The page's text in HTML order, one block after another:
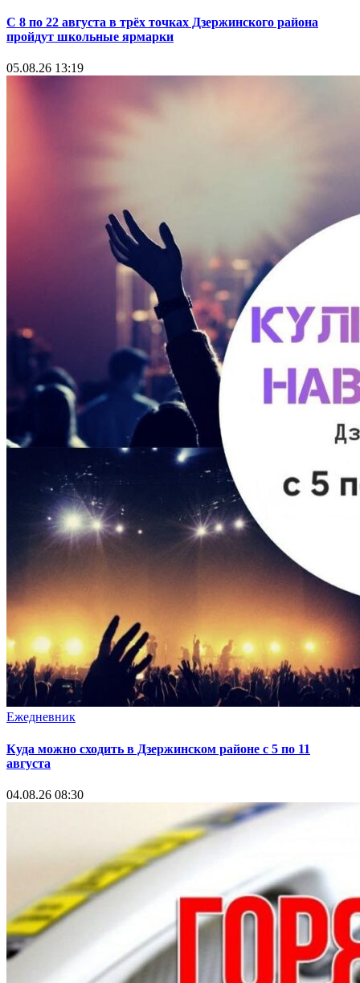
С 8 по 22 августа в трёх точках Дзержинского района
пройдут школьные ярмарки
05.08.26 13:19
Ежедневник
Куда можно сходить в Дзержинском районе с 5 по 11
августа
04.08.26 08:30